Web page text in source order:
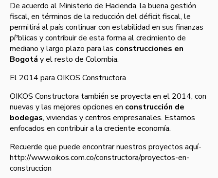
De acuerdo al Ministerio de Hacienda, la buena gestión
fiscal, en términos de la reducción del déficit fiscal, le
permitirá al paí­s continuar con estabilidad en sus finanzas
píºblicas y contribuir de esta forma al crecimiento de
mediano y largo plazo para las construcciones en
Bogotá y el resto de Colombia.
El 2014 para OIKOS Constructora
OIKOS Constructora también se proyecta en el 2014, con
nuevas y las mejores opciones en construcción de
bodegas, viviendas y centros empresariales. Estamos
enfocados en contribuir a la creciente economí­a.
Recuerde que puede encontrar nuestros proyectos aquí­
http://www.oikos.com.co/constructora/proyectos-en-
construccion